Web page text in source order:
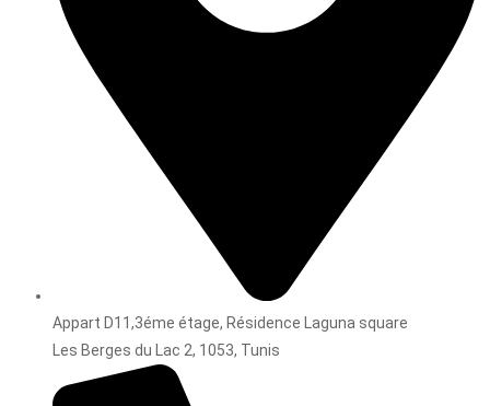
Appart D11,3éme étage, Résidence Laguna square
Les Berges du Lac 2, 1053, Tunis